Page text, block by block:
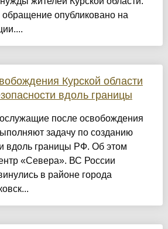
опубликовано на
Курской области
вдоль границы
после освобождения
задачу по созданию
вдоль границы РФ. Об этом
«Севера». ВС России
в районе города